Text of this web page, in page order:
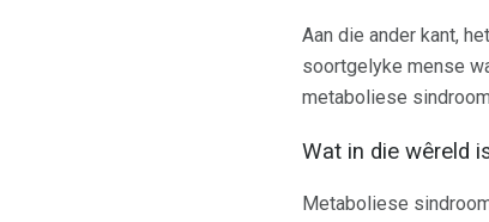
Aan die ander kant,
soortgelyke mense
metaboliese
Wat in die wêreld
Metaboliese